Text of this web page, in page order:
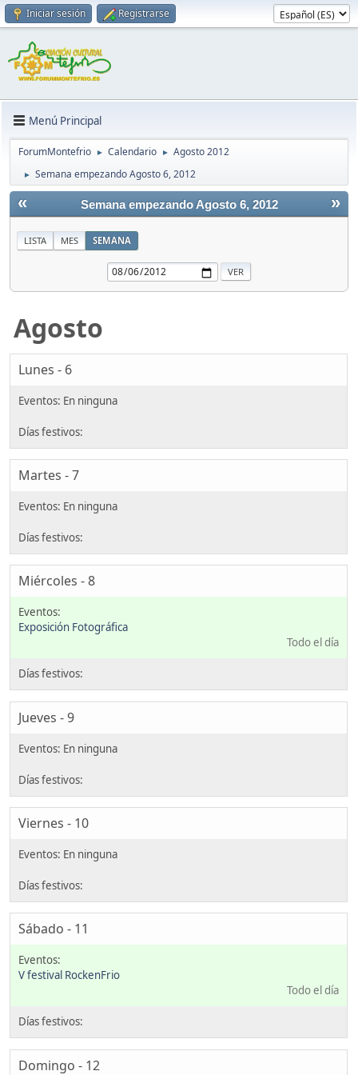
Iniciar sesión Registrarse
Menú Principal
ForumMontefrio ► Calendario ► Agosto 2012
► Semana empezando Agosto 6, 2012
« »
Semana empezando Agosto 6, 2012
LISTA MES SEMANA
Agosto
Lunes - 6
Martes - 7
Miércoles - 8
Exposición Fotográfica
Todo el día
Jueves - 9
Viernes - 10
Sábado - 11
V festival RockenFrio
Todo el día
Domingo - 12